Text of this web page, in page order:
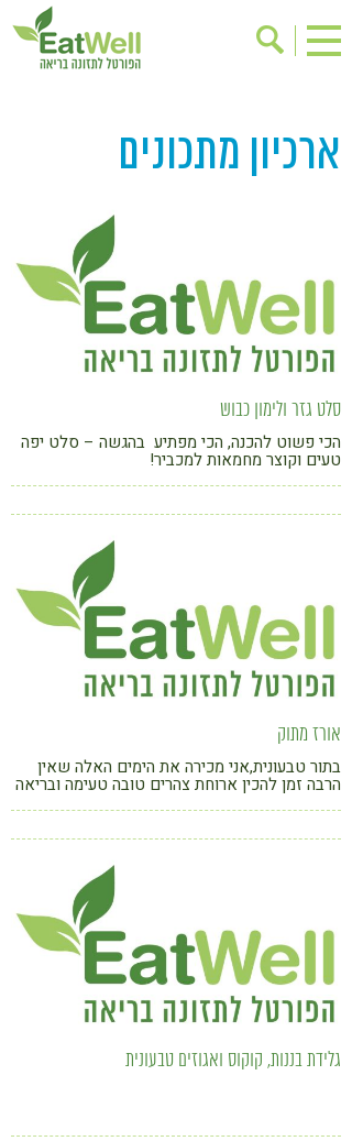
בישול בריא
אינדקס עסקים
מתכוני בריאות
אירועים
שינוי תזונתי
גישות בתזונה
דיאטה
ניקוי רעלים
מזונות על
ילדים
הפרעות קשב & ריכוז
אכילה רגשית
רגישות לגלוטן
קורונה
טבעונות
ארכיון מתכונים
סלט גזר ולימון כבוש
הכי פשוט להכנה, הכי מפתיע בהגשה – סלט יפה
טעים וקוצר מחמאות למכביר!
אורז מתוק
בתור טבעונית,אני מכירה את הימים האלה שאין
הרבה זמן להכין ארוחת צהרים טובה טעימה ובריאה
ובריא גם יחד.
גלידת בננות, קוקוס ואגוזים טבעונית